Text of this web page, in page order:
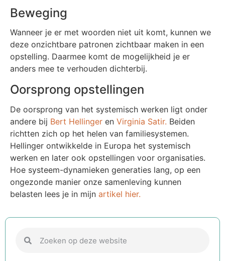
Beweging
Wanneer je er met woorden niet uit komt, kunnen we
deze onzichtbare patronen zichtbaar maken in een
opstelling. Daarmee komt de mogelijkheid je er
anders mee te verhouden dichterbij.
Oorsprong opstellingen
De oorsprong van het systemisch werken ligt onder
andere bij Bert Hellinger en Virginia Satir. Beiden
richtten zich op het helen van familiesystemen.
Hellinger ontwikkelde in Europa het systemisch
werken en later ook opstellingen voor organisaties.
Hoe systeem-dynamieken generaties lang, op een
ongezonde manier onze samenleving kunnen
belasten lees je in mijn artikel hier.